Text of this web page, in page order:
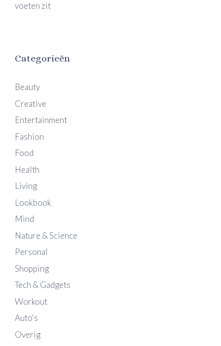
voeten zit
Categorieën
Beauty
Creative
Entertainment
Fashion
Food
Health
Living
Lookbook
Mind
Nature & Science
Personal
Shopping
Tech & Gadgets
Workout
Auto's
Overig